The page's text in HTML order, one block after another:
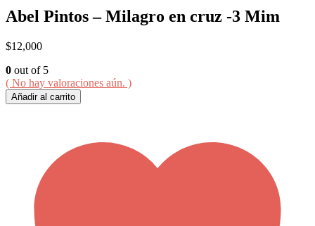
Abel Pintos – Milagro en cruz -3 Mim
$12,000
0 out of 5
( No hay valoraciones aún. )
Añadir al carrito